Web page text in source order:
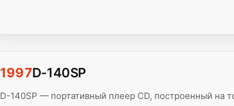
1997D-140SP
D-140SP — портативный плеер CD, построенный на